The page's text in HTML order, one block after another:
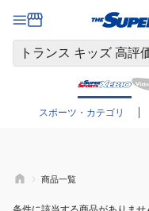
スポーツ・カテゴリ
商品一覧